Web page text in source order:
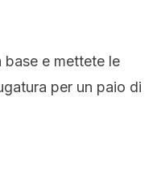
base e mettete le
per un paio di